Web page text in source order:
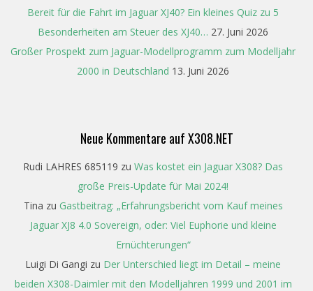
Bereit für die Fahrt im Jaguar XJ40? Ein kleines Quiz zu 5
Besonderheiten am Steuer des XJ40… 27. Juni 2026
Großer Prospekt zum Jaguar-Modellprogramm zum Modelljahr
2000 in Deutschland 13. Juni 2026
Neue Kommentare auf X308.NET
Rudi LAHRES 685119 zu Was kostet ein Jaguar X308? Das
große Preis-Update für Mai 2024!
Tina zu Gastbeitrag: „Erfahrungsbericht vom Kauf meines
Jaguar XJ8 4.0 Sovereign, oder: Viel Euphorie und kleine
Ernüchterungen“
Luigi Di Gangi zu Der Unterschied liegt im Detail – meine
beiden X308-Daimler mit den Modelljahren 1999 und 2001 im